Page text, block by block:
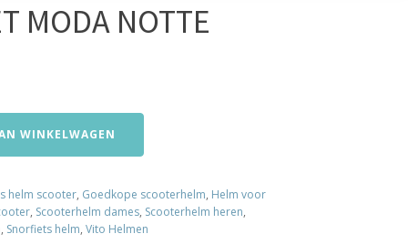
MODA NOTTE
WINKELWAGEN
helm scooter, Goedkope scooterhelm, Helm voor
, Scooterhelm dames, Scooterhelm heren,
, Snorfiets helm, Vito Helmen